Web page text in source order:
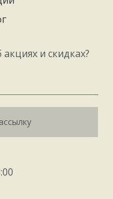
и скидках?